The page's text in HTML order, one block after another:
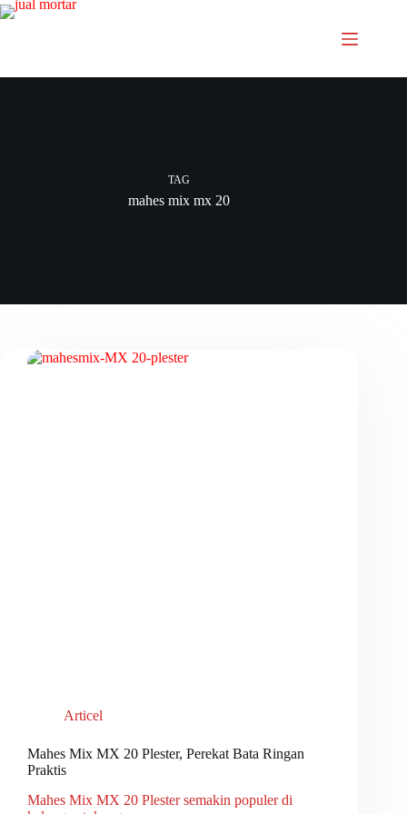
TAG
mahes mix mx 20
Articel
Mahes Mix MX 20 Plester, Perekat Bata Ringan
Praktis
Mahes Mix MX 20 Plester semakin populer di